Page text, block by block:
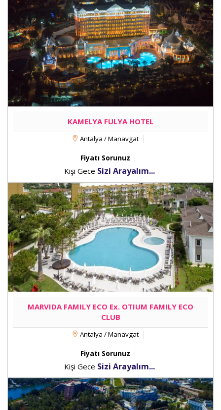
KAMELYA FULYA HOTEL
Antalya / Manavgat
Fiyatı Sorunuz
Kişi Gece Sizi Arayalım...
MARVIDA FAMILY ECO Ex. OTIUM FAMILY ECO
CLUB
Antalya / Manavgat
Fiyatı Sorunuz
Kişi Gece Sizi Arayalım...